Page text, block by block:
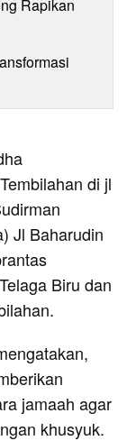
Rapikan
di jl
Jl Baharudin
Biru dan
jamaah agar
khusyuk.